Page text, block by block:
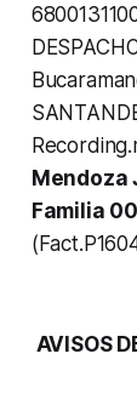
Mendoza
Familia
AVISOS